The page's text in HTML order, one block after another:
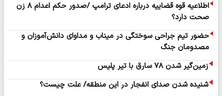
اطلاعیه قوه قضاییه درباره ادعای ترامپ /صدور حکم اعدام ۸ زن
صحت دارد؟
حضور تیم جراحی سوختگی در میناب و مداوای دانش‌آموزان و
مصدومان جنگ
زمین‌گیر شدن ۷۸ سارق با تیر پلیس
شنیده شدن صدای انفجار در این منطقه/ علت چیست؟